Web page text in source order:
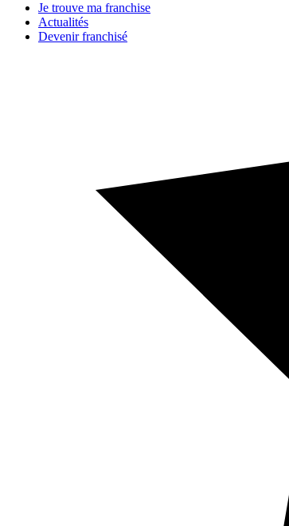
Je trouve ma franchise
Actualités
Devenir franchisé